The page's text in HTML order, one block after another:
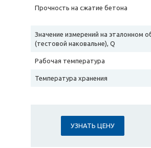
Прочность на сжатие бетона
Значение измерений на эталонном
(тестовой наковальне), Q
Рабочая температура
Температура хранения
УЗНАТЬ ЦЕНУ